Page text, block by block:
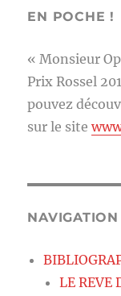
EN POCHE !
« Monsieur
Prix Rossel
pouvez
sur le site
NAVIGATION
LE REVE